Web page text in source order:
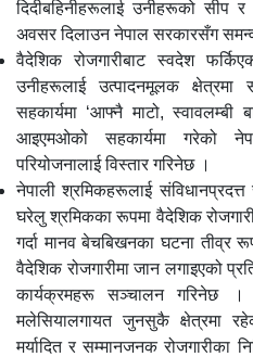
दिदीबहिनीहरूलाई उनीहरूको सीप
अवसर दिलाउन नेपाल सरकारसँग
वैदेशिक रोजगारीबाट स्वदेश
उनीहरूलाई उत्पादनमूलक क्षेत्रमा
सहकार्यमा ‘आफ्नै माटो, स्वावलम्बी
आइएमओको सहकार्यमा गरेको
परियोजनालाई विस्तार गरिनेछ ।
नेपाली श्रमिकहरूलाई
घरेलु श्रमिकका रूपमा वैदेशिक
गर्दा मानव बेचबिखनका घटना
वैदेशिक रोजगारीमा जान लगाइएको
कार्यक्रमहरू सञ्चालन गरिनेछ ।
मलेसियालगायत जुनसुकै क्षेत्रमा
मर्यादित र सम्मानजनक रोजगारीका